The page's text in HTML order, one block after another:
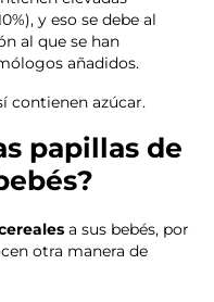
y eso se debe al
al que se han
añadidos.
contienen azúcar.
papillas de
a sus bebés, por
otra manera de